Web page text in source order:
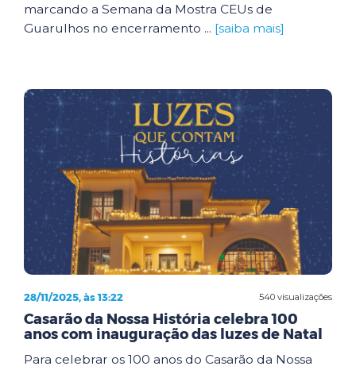
marcando a Semana da Mostra CEUs de
Guarulhos no encerramento ... [saiba mais]
540 visualizações
28/11/2025, às 13:22
Casarão da Nossa História celebra 100
anos com inauguração das luzes de Natal
Para celebrar os 100 anos do Casarão da Nossa